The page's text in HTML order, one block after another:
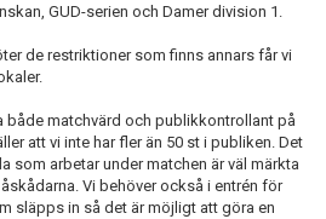
GUD-serien och Damer division 1.
de restriktioner som finns annars får vi
både matchvärd och publikkontrollant på
att vi inte har fler än 50 st i publiken. Det
som arbetar under matchen är väl märkta
Vi behöver också i entrén för
släpps in så det är möjligt att göra en